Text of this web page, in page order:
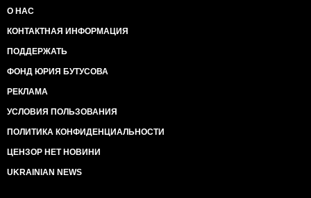
О НАС
КОНТАКТНАЯ ИНФОРМАЦИЯ
ПОДДЕРЖАТЬ
ФОНД ЮРИЯ БУТУСОВА
РЕКЛАМА
УСЛОВИЯ ПОЛЬЗОВАНИЯ
ПОЛИТИКА КОНФИДЕНЦИАЛЬНОСТИ
ЦЕНЗОР НЕТ НОВИНИ
UKRAINIAN NEWS